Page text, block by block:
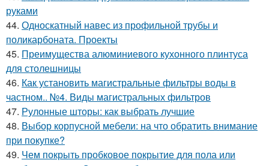
руками
44. Односкатный навес из профильной трубы и
поликарбоната. Проекты
45. Преимущества алюминиевого кухонного плинтуса
для столешницы
46. Как установить магистральные фильтры воды в
частном.. №4. Виды магистральных фильтров
47. Рулонные шторы: как выбрать лучшие
48. Выбор корпусной мебели: на что обратить внимание
при покупке?
49. Чем покрыть пробковое покрытие для пола или